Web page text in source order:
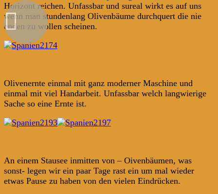
Horizont reichen. Unfassbar und sureal wirkt es auf uns
wenn man stundenlang Olivenbäume durchquert die nie
enden zu wollen scheinen.
Olivenernte einmal mit ganz moderner Maschine und
einmal mit viel Handarbeit. Unfassbar welch langwierige
Sache so eine Ernte ist.
An einem Stausee inmitten von – Oivenbäumen, was
sonst- legen wir ein paar Tage rast ein um mal wieder
etwas Pause zu haben von den vielen Eindrücken.